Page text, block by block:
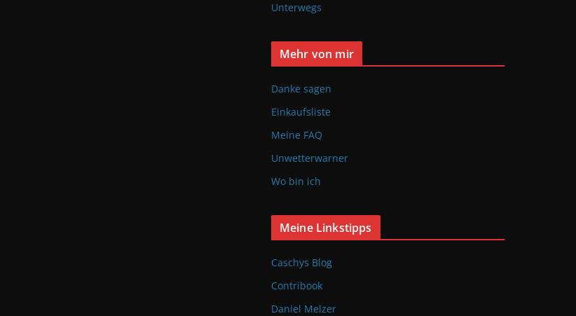
Unterwegs
Mehr von mir
Danke sagen
Einkaufsliste
Meine FAQ
Unwetterwarner
Wo bin ich
Meine Linkstipps
Caschys Blog
Contribook
Daniel Melzer